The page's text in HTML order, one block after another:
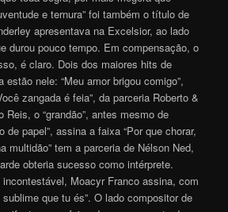
e ternura” foi também o título de
apresentava na Excelsior, ao lado
durou pouco tempo. Em compensação, o
é claro. Dois dos maiores hits de
estão nele: “Meu amor brigou comigo”,
zangada é feia”, da parceria Roberto &
Reis, o “grandão”, antes mesmo de
de papel”, assina a faixa “Por que chorar,
multidão” tem a parceria de Nélson Ned,
obteria sucesso como intérprete.
incontestável, Moacyr Franco assina, com
que tu és”. O lado compositor de